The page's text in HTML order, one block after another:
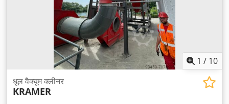
1 / 10
धूल वैक्यूम क्लीनर
KRAMER